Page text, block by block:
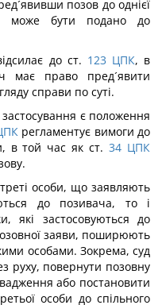
позов до однієї
може бути подано до
до ст. 123 ЦПК, в
має право пред´явити
справи по суті.
є положення
регламентує вимоги до
в той час як ст. 34 ЦПК
особи, що заявляють
до позивача, то і
які застосовуються до
заяви, поширюють
особами. Зокрема, суд
руху, повернути позовну
або постановити
особи до спільного